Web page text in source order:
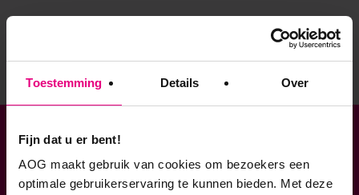
Toestemming Details Over
Fijn dat u er bent!
AOG maakt gebruik van cookies om bezoekers een
optimale gebruikerservaring te kunnen bieden. Met deze
Verbonden aan
Geaccrediteerde opleidingen